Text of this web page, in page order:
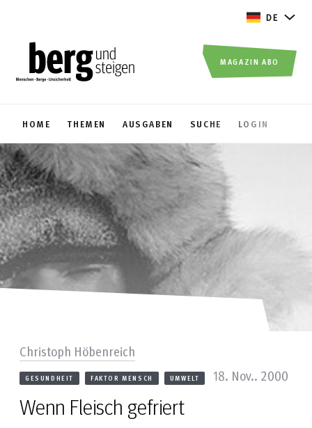
DE
HOME THEMEN AUSGABEN SUCHE LOGIN
MAGAZIN ABO
Wenn Fleisch gefriert
GESUNDHEIT FAKTOR MENSCH UMWELT 18. Nov.. 2000
Christoph Höbenreich